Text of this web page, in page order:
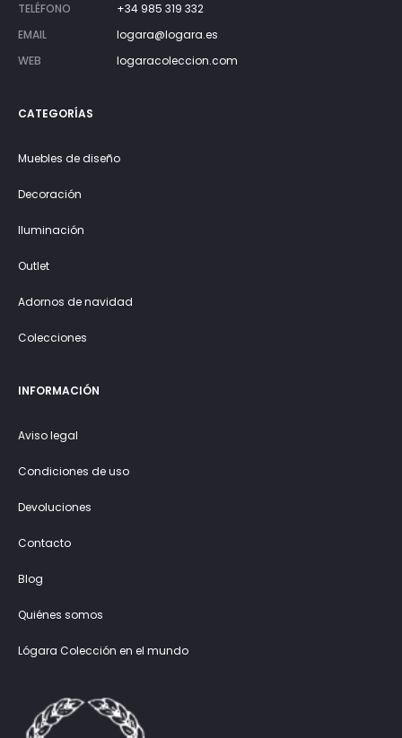
TELÉFONO
+34 985 319 332
EMAIL
logara@logara.es
WEB
logaracoleccion.com
CATEGORÍAS
Muebles de diseño
Decoración
Iluminación
Outlet
Adornos de navidad
Colecciones
INFORMACIÓN
Aviso legal
Condiciones de uso
Devoluciones
Contacto
Blog
Quiénes somos
Lógara Colección en el mundo